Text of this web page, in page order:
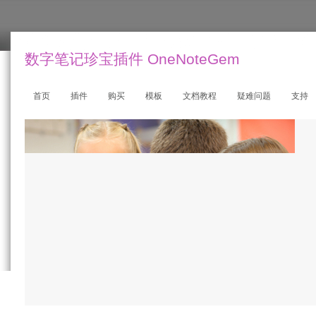
数字笔记珍宝插件 OneNoteGem
首页 插件 购买 模板 文档教程 疑难问题 支持